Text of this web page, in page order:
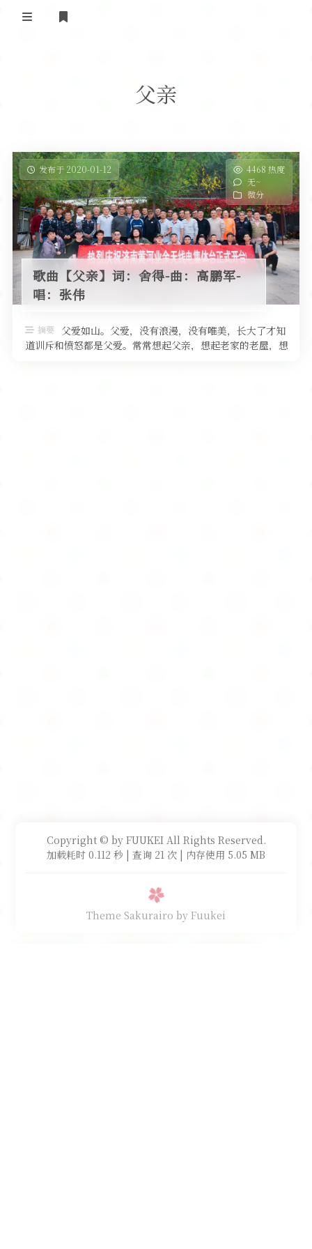
关于黄河
黄河使命
黄河新闻
政策法规
活动竞赛
行业新闻
无线电资料
BA4II
图文教程
视频资料
HAM技巧
软件
器材专区
车载类别
摩托车
编号申请
黄河直播
编号查询
父亲
发布于 2020-01-12
4468 热度
无~
微分
歌曲【父亲】词：舍得-曲：高鹏军-
唱：张伟
摘要
父爱如山。父爱，没有浪漫，没有唯美，长大了才知
道训斥和愤怒都是父爱。常常想起父亲，想起老家的老屋，想
Copyright © by FUUKEI All Rights Reserved.
加载耗时 0.112 秒 | 查询 21 次 | 内存使用 5.05 MB
Theme Sakurairo by Fuukei